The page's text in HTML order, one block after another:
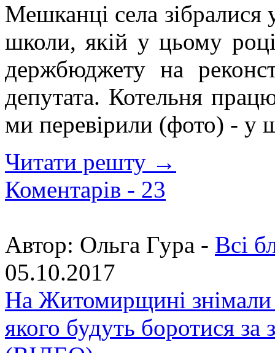
Мешканці села зібралися
школи, якій у цьому
держбюджету на
депутата. Котельня
ми перевірили (фото) - у
Читати решту →
Коментарів - 23
Автор: Ольга Гура - Всі
05.10.2017
На Житомирщині знімали
якого будуть боротися за